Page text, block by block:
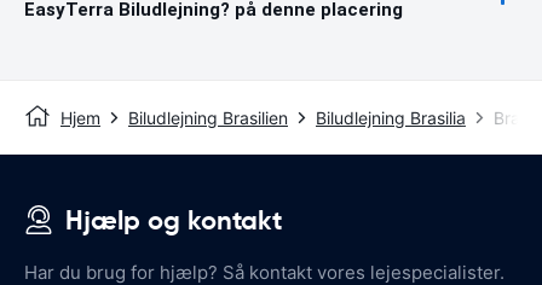
EasyTerra Biludlejning? på denne placering
Hjem Biludlejning Brasilien Biludlejning Brasilia
Hjælp og kontakt
Har du brug for hjælp? Så kontakt vores lejespecialister.